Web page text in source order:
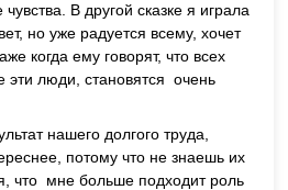
В другой сказке я играла
но уже радуется всему, хочет
когда ему говорят, что всех
эти люди, становятся очень
нашего долгого труда,
потому что не знаешь их
что мне больше подходит роль